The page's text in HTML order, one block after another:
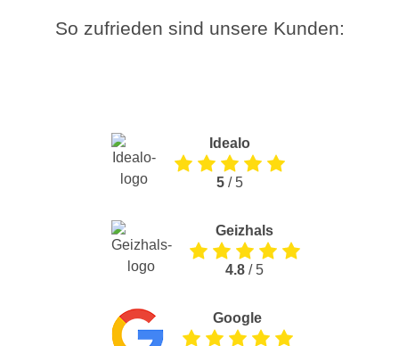
So zufrieden sind unsere Kunden:
Idealo
5 / 5
Geizhals
4.8 / 5
Google